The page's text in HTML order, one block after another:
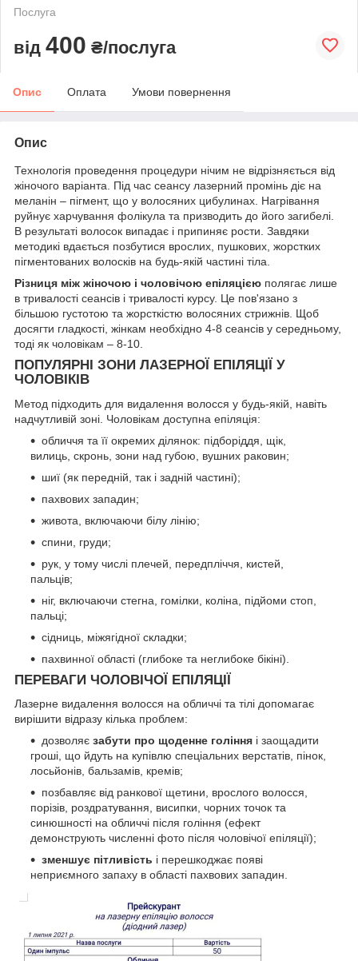
Послуга
від 400 ₴/послуга
Опис Оплата Умови повернення
Опис
Технологія проведення процедури нічим не відрізняється від
жіночого варіанта. Під час сеансу лазерний промінь діє на
меланін – пігмент, що у волосяних цибулинах. Нагрівання
руйнує харчування фолікула та призводить до його загибелі.
В результаті волосок випадає і припиняє рости. Завдяки
методикі вдається позбутися врослих, пушкових, жорстких
пігментованих волосків на будь-якій частині тіла.
Різниця між жіночою і чоловічою епіляцією полягає лише
в тривалості сеансів і тривалості курсу. Це пов'язано з
більшою густотою та жорсткістю волосяних стрижнів. Щоб
досягти гладкості, жінкам необхідно 4-8 сеансів у середньому,
тоді як чоловікам – 8-10.
ПОПУЛЯРНІ ЗОНИ ЛАЗЕРНОЇ ЕПІЛЯЦІЇ У
ЧОЛОВІКІВ
Метод підходить для видалення волосся у будь-якій, навіть
надчутливій зоні. Чоловікам доступна епіляція:
обличчя та її окремих ділянок: підборіддя, щік,
вилиць, скронь, зони над губою, вушних раковин;
шиї (як передній, так і задній частині);
пахвових западин;
живота, включаючи білу лінію;
спини, груди;
рук, у тому числі плечей, передпліччя, кистей,
пальців;
ніг, включаючи стегна, гомілки, коліна, підйоми стоп,
пальці;
сідниць, міжягідної складки;
пахвинної області (глибоке та неглибоке бікіні).
ПЕРЕВАГИ ЧОЛОВІЧОЇ ЕПІЛЯЦІЇ
Лазерне видалення волосся на обличчі та тілі допомагає
вирішити відразу кілька проблем:
дозволяє забути про щоденне гоління і заощадити
гроші, що йдуть на купівлю спеціальних верстатів, пінок,
лосьйонів, бальзамів, кремів;
позбавляє від ранкової щетини, врослого волосся,
порізів, роздратування, висипки, чорних точок та
синюшності на обличчі після гоління (ефект
демонструють численні фото після чоловічої епіляції);
зменшує пітливість і перешкоджає появі
неприємного запаху в області пахвових западин.